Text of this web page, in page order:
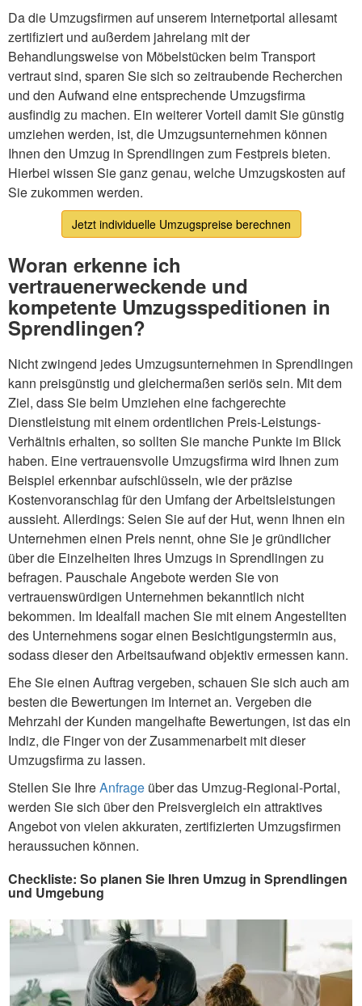
Da die Umzugsfirmen auf unserem Internetportal allesamt
zertifiziert und außerdem jahrelang mit der
Behandlungsweise von Möbelstücken beim Transport
vertraut sind, sparen Sie sich so zeitraubende Recherchen
und den Aufwand eine entsprechende Umzugsfirma
ausfindig zu machen. Ein weiterer Vorteil damit Sie günstig
umziehen werden, ist, die Umzugsunternehmen können
Ihnen den Umzug in Sprendlingen zum Festpreis bieten.
Hierbei wissen Sie ganz genau, welche Umzugskosten auf
Sie zukommen werden.
Jetzt individuelle Umzugspreise berechnen
Woran erkenne ich
vertrauenerweckende und
kompetente Umzugsspeditionen in
Sprendlingen?
Nicht zwingend jedes Umzugsunternehmen in Sprendlingen
kann preisgünstig und gleichermaßen seriös sein. Mit dem
Ziel, dass Sie beim Umziehen eine fachgerechte
Dienstleistung mit einem ordentlichen Preis-Leistungs-
Verhältnis erhalten, so sollten Sie manche Punkte im Blick
haben. Eine vertrauensvolle Umzugsfirma wird Ihnen zum
Beispiel erkennbar aufschlüsseln, wie der präzise
Kostenvoranschlag für den Umfang der Arbeitsleistungen
aussieht. Allerdings: Seien Sie auf der Hut, wenn Ihnen ein
Unternehmen einen Preis nennt, ohne Sie je gründlicher
über die Einzelheiten Ihres Umzugs in Sprendlingen zu
befragen. Pauschale Angebote werden Sie von
vertrauenswürdigen Unternehmen bekanntlich nicht
bekommen. Im Idealfall machen Sie mit einem Angestellten
des Unternehmens sogar einen Besichtigungstermin aus,
sodass dieser den Arbeitsaufwand objektiv ermessen kann.
Ehe Sie einen Auftrag vergeben, schauen Sie sich auch am
besten die Bewertungen im Internet an. Vergeben die
Mehrzahl der Kunden mangelhafte Bewertungen, ist das ein
Indiz, die Finger von der Zusammenarbeit mit dieser
Umzugsfirma zu lassen.
Stellen Sie IhreAnfrage über das Umzug-Regional-Portal,
werden Sie sich über den Preisvergleich ein attraktives
Angebot von vielen akkuraten, zertifizierten Umzugsfirmen
heraussuchen können.
Checkliste: So planen Sie Ihren Umzug in Sprendlingen
und Umgebung